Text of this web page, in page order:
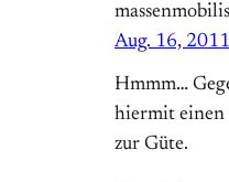
Aug. 16, 2011
Hmmm…
hiermit einen
zur Güte.